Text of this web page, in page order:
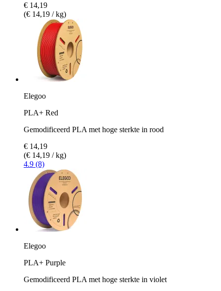
€ 14,19
(€ 14,19 / kg)
Elegoo
PLA+ Red
Gemodificeerd PLA met hoge sterkte in rood
€ 14,19
(€ 14,19 / kg)
4.9 (8)
Elegoo
PLA+ Purple
Gemodificeerd PLA met hoge sterkte in violet